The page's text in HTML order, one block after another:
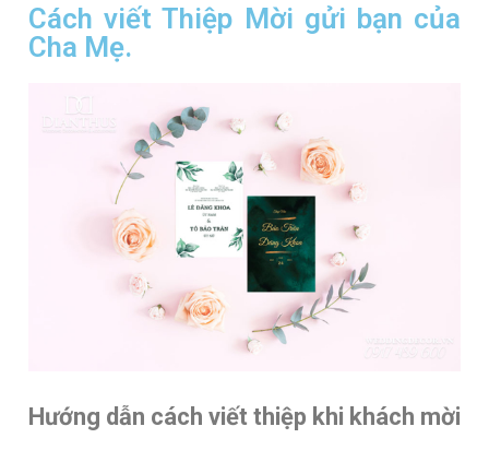
Cách viết Thiệp Mời gửi bạn của
Cha Mẹ.
Hướng dẫn cách viết thiệp khi khách mời